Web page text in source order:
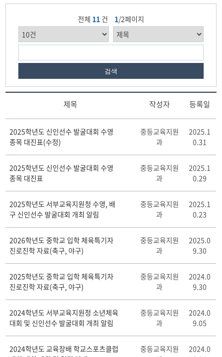
전체 11 건 1/2페이지
검색
육
교
육
자
료
시
판
리
스
트
블
제목 작성자 등록일
2025학년도 신인선수 발굴대회 수영
종목 대진표(수정)
중등교육지원
과
2025.1
0.31
2025학년도 신인선수 발굴대회 수영
종목 대진표
중등교육지원
과
2025.1
0.29
2025학년도 서부교육지원청 수영, 배
구 신인선수 발굴대회 개최 알림
중등교육지원
과
2025.1
0.23
2026학년도 중학교 입학 체육특기자
진로진학 자료(축구, 야구)
중등교육지원
과
2025.0
9.30
2025학년도 중학교 입학 체육특기자
진로진학 자료(축구, 야구)
중등교육지원
과
2024.0
9.30
2024학년도 서부교육지원청 소년체육
대회 및 신인선수 발굴대회 개최 알림
중등교육지원
과
2024.0
9.05
2024학년도 교육장배 학교스포츠클럽
중등교육지원
2024.0